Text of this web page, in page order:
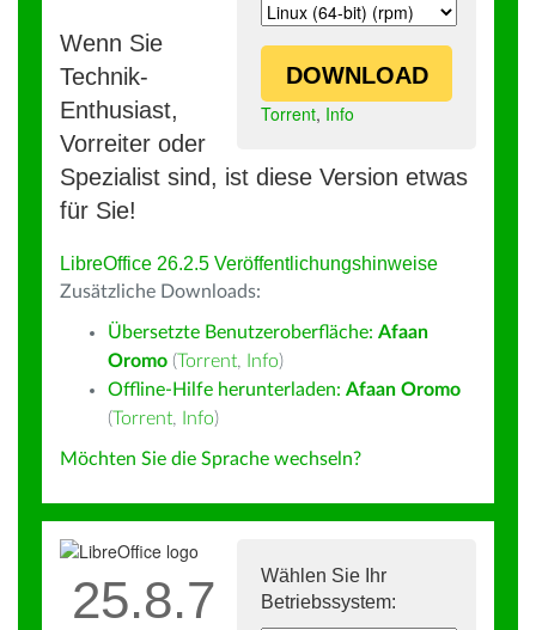
DOWNLOAD
Torrent, Info
Wenn Sie
Technik-
Enthusiast,
Vorreiter oder
Spezialist sind, ist diese Version etwas
für Sie!
LibreOffice 26.2.5 Veröffentlichungshinweise
Zusätzliche Downloads:
Übersetzte Benutzeroberfläche: Afaan
Oromo (Torrent, Info)
Offline-Hilfe herunterladen: Afaan Oromo
(Torrent, Info)
Möchten Sie die Sprache wechseln?
Wählen Sie Ihr
Betriebssystem:
25.8.7